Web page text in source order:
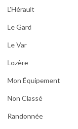
L'Hérault
Le Gard
Le Var
Lozère
Mon Équipement
Non Classé
Randonnée